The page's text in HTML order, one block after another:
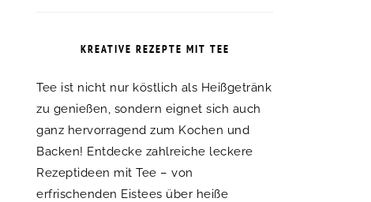
KREATIVE REZEPTE MIT TEE
Tee ist nicht nur köstlich als Heißgetränk
zu genießen, sondern eignet sich auch
ganz hervorragend zum Kochen und
Backen! Entdecke zahlreiche leckere
Rezeptideen mit Tee – von
erfrischenden Eistees über heiße